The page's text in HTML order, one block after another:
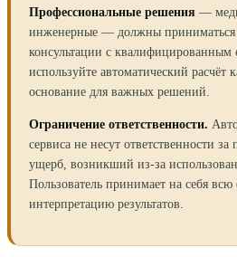
Профессиональные решения —
инженерные — должны приниматься
консультации с квалифицированным
используйте автоматический расчёт
основание для важных решений.
Ограничение ответственности.
сервиса не несут ответственности
ущерб, возникший из-за
Пользователь принимает на себя всю
интерпретацию результатов.